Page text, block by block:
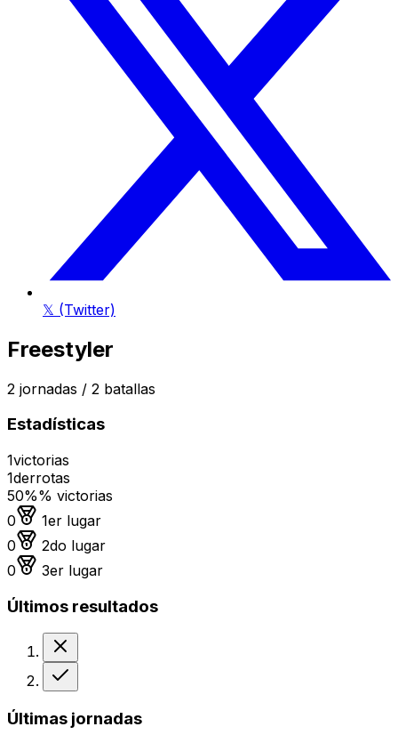
𝕏 (Twitter)
Freestyler
2 jornadas / 2 batallas
Estadísticas
1victorias
1derrotas
50%% victorias
0
Medalla de oro
1er lugar
0
Medalla de plata
2do lugar
0
Medalla de bronce
3er lugar
Últimos resultados
Últimas jornadas